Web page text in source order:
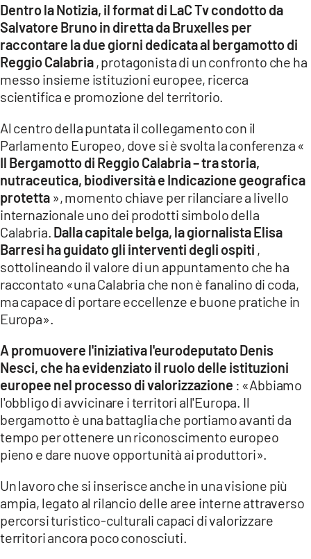
LACTV.IT
LACONAIR.IT
LACITYMAG.IT
ILREGGINO.IT
COSENZACHANNEL.IT
ILVIBONESE.IT
CATANZAROCHANNEL.IT
LACAPITALENEWS.IT
App
ANDROID
APPLE
Dentro la Notizia, il format di LaC Tv condotto da
Salvatore Bruno in diretta da Bruxelles per
raccontare la due giorni dedicata al bergamotto di
Reggio Calabria , protagonista di un confronto che ha
messo insieme istituzioni europee, ricerca
scientifica e promozione del territorio.
Al centro della puntata il collegamento con il
Parlamento Europeo, dove si è svolta la conferenza «
Il Bergamotto di Reggio Calabria – tra storia,
nutraceutica, biodiversità e Indicazione geografica
protetta », momento chiave per rilanciare a livello
internazionale uno dei prodotti simbolo della
Calabria. Dalla capitale belga, la giornalista Elisa
Barresi ha guidato gli interventi degli ospiti ,
sottolineando il valore di un appuntamento che ha
raccontato «una Calabria che non è fanalino di coda,
ma capace di portare eccellenze e buone pratiche in
Europa».
A promuovere l'iniziativa l'eurodeputato Denis
Nesci, che ha evidenziato il ruolo delle istituzioni
europee nel processo di valorizzazione : «Abbiamo
l'obbligo di avvicinare i territori all'Europa. Il
bergamotto è una battaglia che portiamo avanti da
tempo per ottenere un riconoscimento europeo
pieno e dare nuove opportunità ai produttori».
Un lavoro che si inserisce anche in una visione più
ampia, legato al rilancio delle aree interne attraverso
percorsi turistico-culturali capaci di valorizzare
territori ancora poco conosciuti.